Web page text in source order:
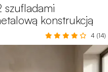
szufladami
konstrukcją
4 (14)